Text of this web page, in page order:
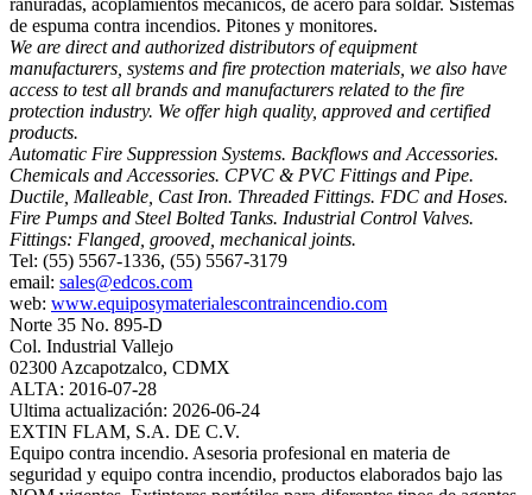
de espuma contra incendios. Pitones y monitores.
We are direct and authorized distributors of equipment
manufacturers, systems and fire protection materials, we also have
access to test all brands and manufacturers related to the fire
protection industry. We offer high quality, approved and certified
products.
Automatic Fire Suppression Systems. Backflows and Accessories.
Chemicals and Accessories. CPVC & PVC Fittings and Pipe.
Ductile, Malleable, Cast Iron. Threaded Fittings. FDC and Hoses.
Fire Pumps and Steel Bolted Tanks. Industrial Control Valves.
Fittings: Flanged, grooved, mechanical joints.
Tel: (55) 5567-1336, (55) 5567-3179
email: sales@edcos.com
web: www.equiposymaterialescontraincendio.com
Norte 35 No. 895-D
Col. Industrial Vallejo
02300 Azcapotzalco, CDMX
ALTA: 2016-07-28
Ultima actualización: 2026-06-24
EXTIN FLAM, S.A. DE C.V.
Equipo contra incendio. Asesoria profesional en materia de
seguridad y equipo contra incendio, productos elaborados bajo las